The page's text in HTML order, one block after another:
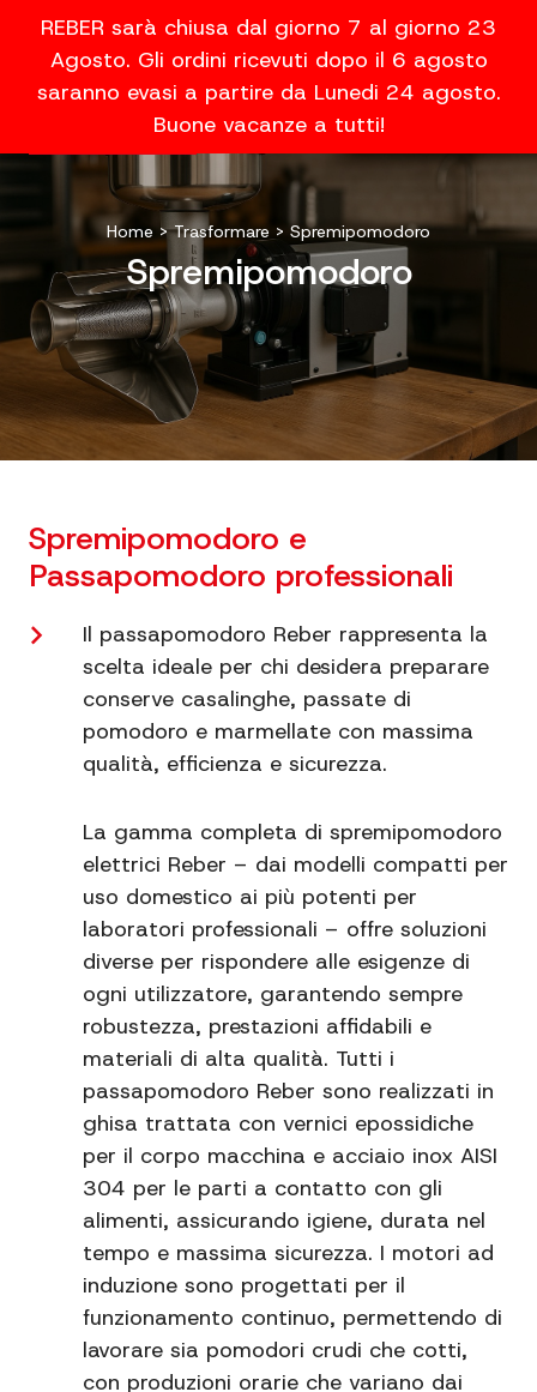
REBER sarà chiusa dal giorno 7 al giorno 23
Agosto. Gli ordini ricevuti dopo il 6 agosto
saranno evasi a partire da Lunedi 24 agosto.
Buone vacanze a tutti!
Home >Trasformare > Spremipomodoro
Spremipomodoro
Spremipomodoro e
Passapomodoro professionali
Il passapomodoro Reber rappresenta la
scelta ideale per chi desidera preparare
conserve casalinghe, passate di
pomodoro e marmellate con massima
qualità, efficienza e sicurezza.
La gamma completa di spremipomodoro
elettrici Reber – dai modelli compatti per
uso domestico ai più potenti per
laboratori professionali – offre soluzioni
diverse per rispondere alle esigenze di
ogni utilizzatore, garantendo sempre
robustezza, prestazioni affidabili e
materiali di alta qualità. Tutti i
passapomodoro Reber sono realizzati in
ghisa trattata con vernici epossidiche
per il corpo macchina e acciaio inox AISI
304 per le parti a contatto con gli
alimenti, assicurando igiene, durata nel
tempo e massima sicurezza. I motori ad
induzione sono progettati per il
funzionamento continuo, permettendo di
lavorare sia pomodori crudi che cotti,
con produzioni orarie che variano dai